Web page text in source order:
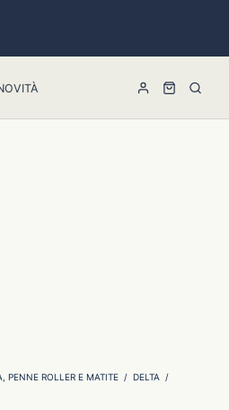
PENNE ROLLER E MATITE / DELTA
/